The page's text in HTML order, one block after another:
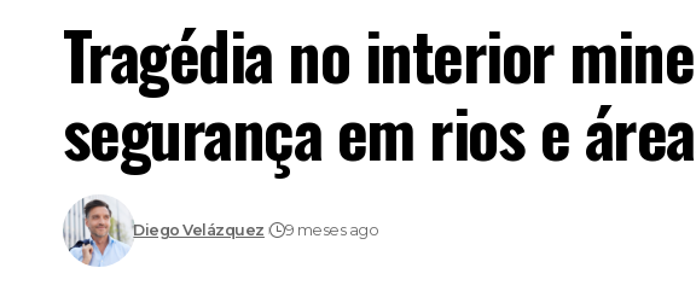
Tragédia no interior
segurança em rios e
Diego Velázquez 9 meses ago